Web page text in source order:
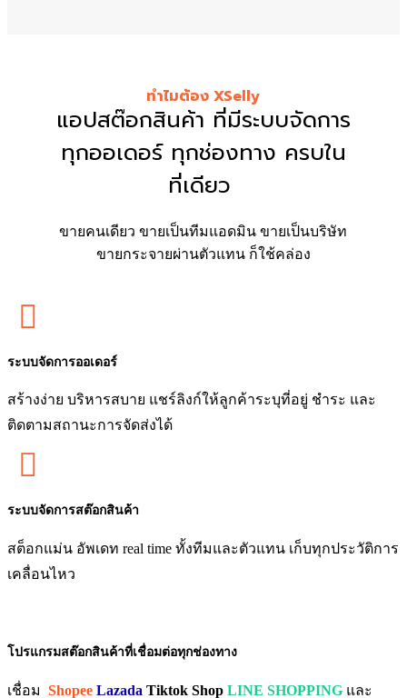
ทำไมต้อง XSelly
แอปสต๊อกสินค้า ที่มีระบบจัดการ
ทุกออเดอร์ ทุกช่องทาง ครบใน
ที่เดียว
ขายคนเดียว ขายเป็นทีมแอดมินขายเป็นบริษัท
ขายกระจายผ่านตัวแทน ก็ใช้คล่อง

ระบบจัดการออเดอร์
สร้างง่าย บริหารสบาย แชร์ลิงก์ให้ลูกค้าระบุที่อยู่ ชำระ และ
ติดตามสถานะการจัดส่งได้

ระบบจัดการสต๊อกสินค้า
สต็อกแม่น อัพเดท real time ทั้งทีมและตัวแทน เก็บทุกประวัติการ
เคลื่อนไหว
โปรแกรมสต๊อกสินค้าที่เชื่อมต่อทุกช่องทาง
เชื่อม Shopee Lazada Tiktok Shop LINE SHOPPING และ